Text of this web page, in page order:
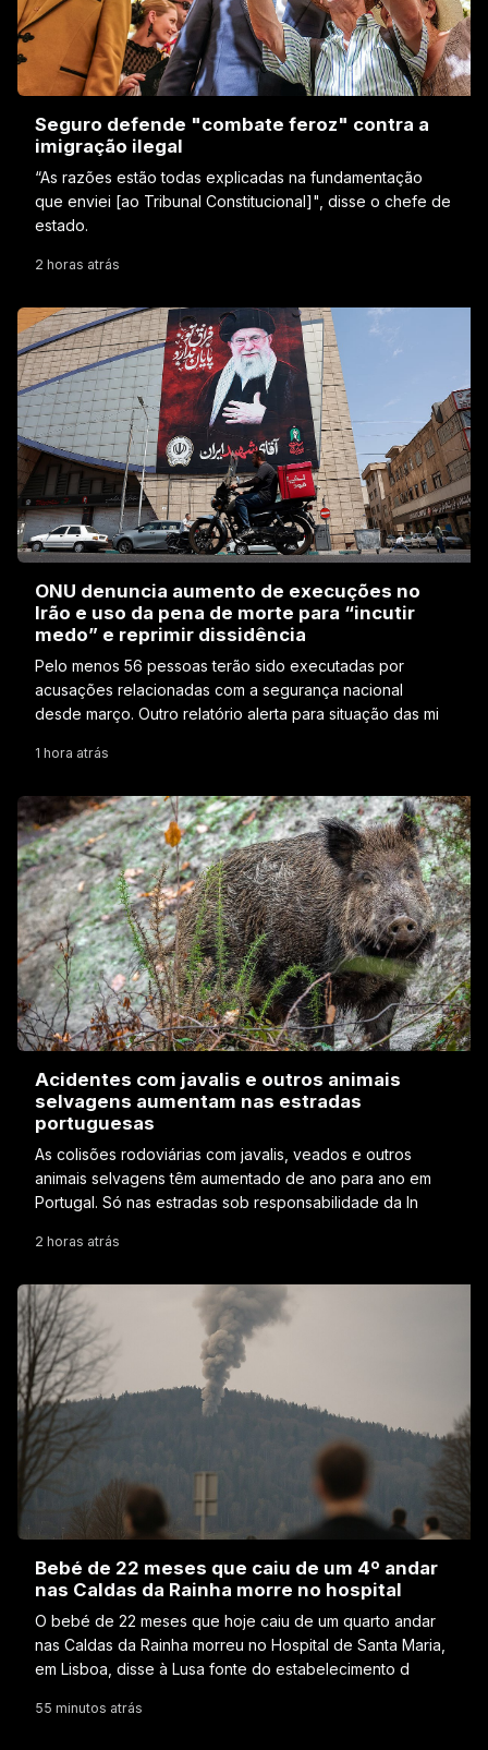
Seguro defende "combate feroz" contra a
imigração ilegal
“As razões estão todas explicadas na fundamentação
que enviei [ao Tribunal Constitucional]", disse o chefe de
estado.
2 horas atrás
ONU denuncia aumento de execuções no
Irão e uso da pena de morte para “incutir
medo” e reprimir dissidência
Pelo menos 56 pessoas terão sido executadas por
acusações relacionadas com a segurança nacional
desde março. Outro relatório alerta para situação das mi
1 hora atrás
Acidentes com javalis e outros animais
selvagens aumentam nas estradas
portuguesas
As colisões rodoviárias com javalis, veados e outros
animais selvagens têm aumentado de ano para ano em
Portugal. Só nas estradas sob responsabilidade da In
2 horas atrás
Bebé de 22 meses que caiu de um 4º andar
nas Caldas da Rainha morre no hospital
O bebé de 22 meses que hoje caiu de um quarto andar
nas Caldas da Rainha morreu no Hospital de Santa Maria,
em Lisboa, disse à Lusa fonte do estabelecimento d
55 minutos atrás